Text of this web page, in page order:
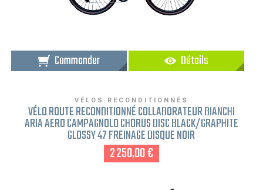
Commander Détails
VÉLOS RECONDITIONNÉS
VÉLO ROUTE RECONDITIONNÉ COLLABORATEUR BIANCHI
ARIA AERO CAMPAGNOLO CHORUS DISC BLACK/GRAPHITE
GLOSSY 47 FREINAGE DISQUE NOIR
2 250,00 €